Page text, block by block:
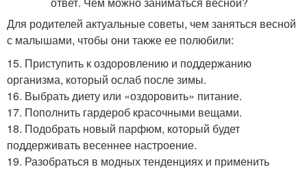
Для родителей актуальные советы, чем заняться весной
с малышами, чтобы они также ее полюбили:
15. Приступить к оздоровлению и поддержанию
организма, который ослаб после зимы.
16. Выбрать диету или «оздоровить» питание.
17. Пополнить гардероб красочными вещами.
18. Подобрать новый парфюм, который будет
поддерживать весеннее настроение.
19. Разобраться в модных тенденциях и применить